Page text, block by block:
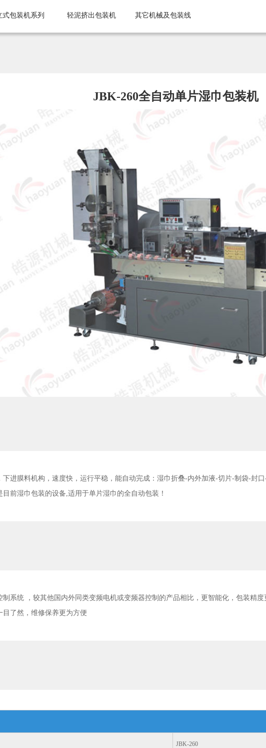
式包装机系列 轻泥挤出包装机 其它机械及包装线
JBK-260全自动单片湿巾包装机
进膜料机构，速度快，运行平稳，能自动完成：湿巾折叠-内外加液-切片-制袋-封
前湿巾包装的设备,适用于单片湿巾的全自动包装！
系统 ，较其他国内外同类变频电机或变频器控制的产品相比，更智能化，包装精
了然，维修保养更为方便
JBK-260